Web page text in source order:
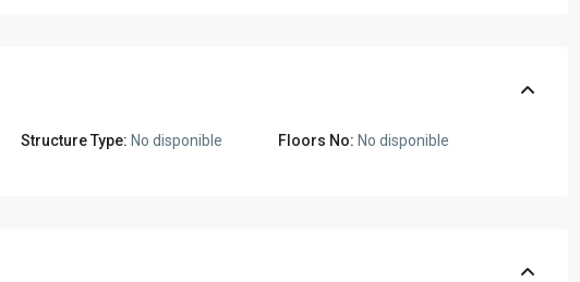
Structure Type: No disponible Floors No: No disponible